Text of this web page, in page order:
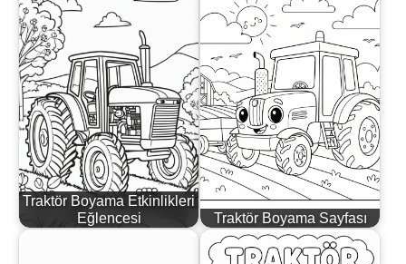
Traktör Boyama Etkinlikleri
Eğlencesi
Traktör Boyama Sayfası